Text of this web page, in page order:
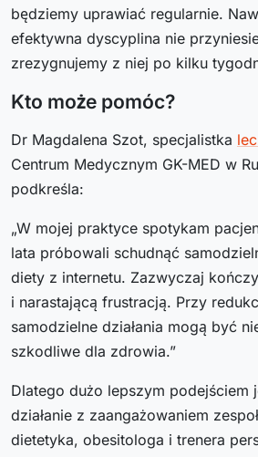
będziemy uprawiać regularnie.
efektywna dyscyplina nie
zrezygnujemy z niej po kilku
Kto może pomóc?
Dr Magdalena Szot, specjalistka
Centrum Medycznym GK-MED w
podkreśla:
„W mojej praktyce spotykam
lata próbowali schudnąć
diety z internetu. Zazwyczaj
i narastającą frustracją. Przy
samodzielne działania mogą być
szkodliwe dla zdrowia.”
Dlatego dużo lepszym podejściem
działanie z zaangażowaniem
dietetyka, obesitologa i trenera